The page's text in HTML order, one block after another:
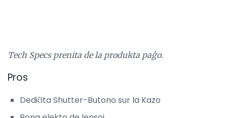
Tech Specs prenita de la produkta paĝo.
Pros
Dediĉita Shutter-Butono sur la Kazo